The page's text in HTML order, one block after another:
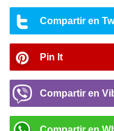
Compartir en
Pin It
Compartir en